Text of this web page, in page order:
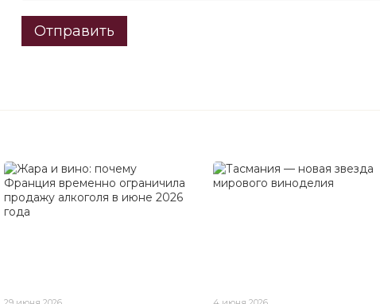
Отправить